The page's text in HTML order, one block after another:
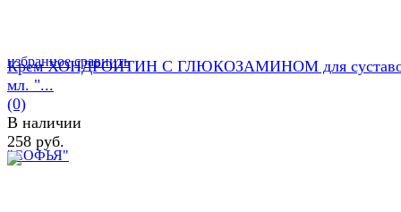
избранное сравнить
Крем ХОНДРОИТИН С ГЛЮКОЗАМИНОМ для
мл. "...
(0)
В наличии
258 руб.